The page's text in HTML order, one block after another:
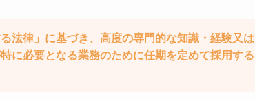
法律」に基づき、高度の専門的な知識・経験又は
に必要となる業務のために任期を定めて採用する